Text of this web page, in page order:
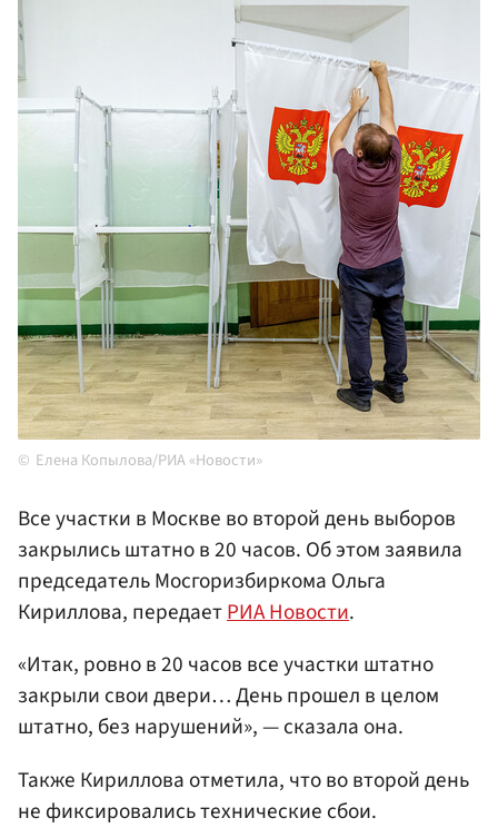
Елена Копылова/РИА «Новости»
Все участки в Москве во второй день выборов
закрылись штатно в 20 часов. Об этом заявила
председатель Мосгоризбиркома Ольга
Кириллова, передаетРИА Новости.
«Итак, ровно в 20 часов все участки штатно
закрыли свои двери… День прошел в целом
штатно, без нарушений», — сказала она.
Также Кириллова отметила, что во второй день
не фиксировались технические сбои.